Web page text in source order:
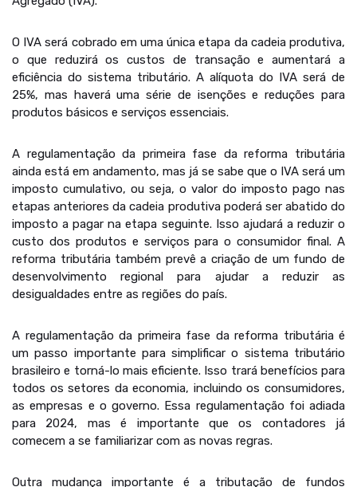
O IVA será cobrado em uma única etapa da cadeia produtiva,
o que reduzirá os custos de transação e aumentará a
eficiência do sistema tributário. A alíquota do IVA será de
25%, mas haverá uma série de isenções e reduções para
produtos básicos e serviços essenciais.
A regulamentação da primeira fase da reforma tributária
ainda está em andamento, mas já se sabe que o IVA será um
imposto cumulativo, ou seja, o valor do imposto pago nas
etapas anteriores da cadeia produtiva poderá ser abatido do
imposto a pagar na etapa seguinte. Isso ajudará a reduzir o
custo dos produtos e serviços para o consumidor final. A
reforma tributária também prevê a criação de um fundo de
desenvolvimento regional para ajudar a reduzir as
desigualdades entre as regiões do país.
A regulamentação da primeira fase da reforma tributária é
um passo importante para simplificar o sistema tributário
brasileiro e torná-lo mais eficiente. Isso trará benefícios para
todos os setores da economia, incluindo os consumidores,
as empresas e o governo. Essa regulamentação foi adiada
para 2024, mas é importante que os contadores já
comecem a se familiarizar com as novas regras.
Outra mudança importante é a tributação de fundos